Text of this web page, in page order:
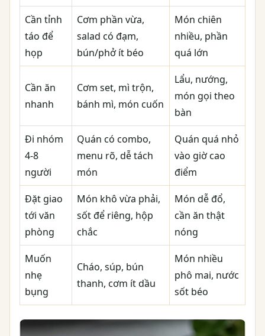
Cần tỉnh
táo để
họp
Cơm phần vừa,
salad có đạm,
bún/phở ít béo
Món chiên
nhiều, phần
quá lớn
Cần ăn
nhanh
Cơm set, mì trộn,
bánh mì, món cuốn
Lẩu, nướng,
món gọi theo
bàn
Đi nhóm
4-8
người
Quán có combo,
menu rõ, dễ tách
món
Quán quá nhỏ
vào giờ cao
điểm
Đặt giao
tới văn
phòng
Món khô vừa phải,
sốt để riêng, hộp
chắc
Món dễ đổ,
cần ăn thật
nóng
Muốn
nhẹ
bụng
Cháo, súp, bún
thanh, cơm ít dầu
Món nhiều
phô mai, nước
sốt béo